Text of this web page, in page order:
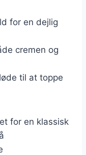
for en dejlig
cremen og
til at toppe
for en klassisk